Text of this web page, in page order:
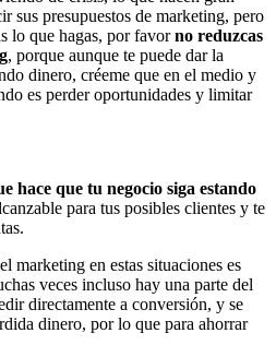
sus presupuestos de marketing, pero
lo que hagas, por favorno reduzcas
, porque aunque te puede dar la
dinero, créeme que en el medio y
es perder oportunidades y limitar
hace que tu negocio siga estando
para tus posibles clientes y te
marketing en estas situaciones es
veces incluso hay una parte del
directamente a conversión, y se
dinero, por lo que para ahorrar